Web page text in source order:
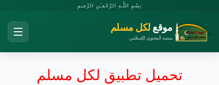
بِسْمِ اللَّـهِ الرَّحْمَـٰنِ الرَّحِيمِ
موقع لكل مسلم
منصة المحتوى الإسلامي
تحميل تطبيق لكل مسلم